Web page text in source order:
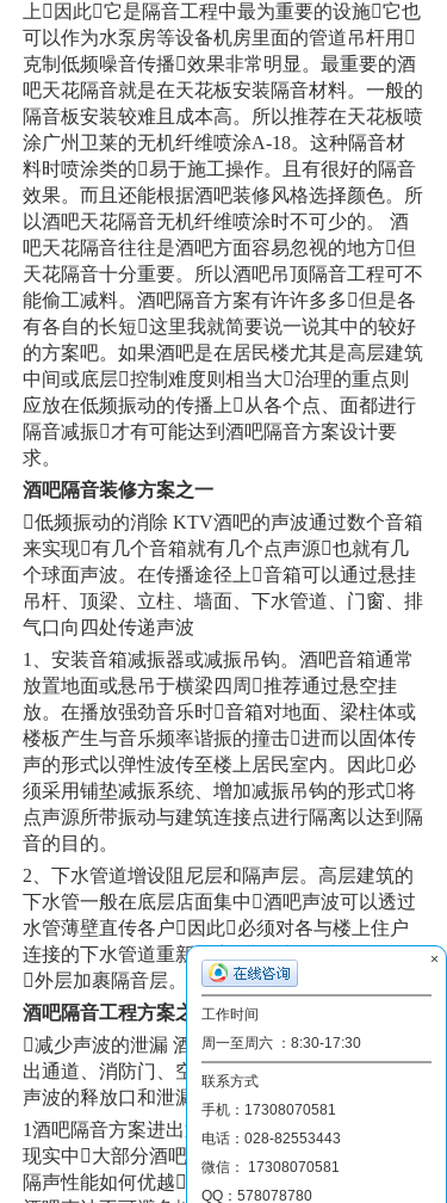
上因此它是隔音工程中最为重要的设施它也
可以作为水泵房等设备机房里面的管道吊杆用
克制低频噪音传播效果非常明显。最重要的酒
吧天花隔音就是在天花板安装隔音材料。一般的
隔音板安装较难且成本高。所以推荐在天花板喷
涂广州卫莱的无机纤维喷涂A-18。这种隔音材
料时喷涂类的易于施工操作。且有很好的隔音
效果。而且还能根据酒吧装修风格选择颜色。所
以酒吧天花隔音无机纤维喷涂时不可少的。 酒
吧天花隔音往往是酒吧方面容易忽视的地方但
天花隔音十分重要。所以酒吧吊顶隔音工程可不
能偷工减料。酒吧隔音方案有许许多多但是各
有各自的长短这里我就简要说一说其中的较好
的方案吧。如果酒吧是在居民楼尤其是高层建筑
中间或底层控制难度则相当大治理的重点则
应放在低频振动的传播上从各个点、面都进行
隔音减振才有可能达到酒吧隔音方案设计要
求。
酒吧隔音装修方案之一
低频振动的消除 KTV酒吧的声波通过数个音箱
来实现有几个音箱就有几个点声源也就有几
个球面声波。在传播途径上音箱可以通过悬挂
吊杆、顶梁、立柱、墙面、下水管道、门窗、排
气口向四处传递声波
1、安装音箱减振器或减振吊钩。酒吧音箱通常
放置地面或悬吊于横梁四周推荐通过悬空挂
放。在播放强劲音乐时音箱对地面、梁柱体或
楼板产生与音乐频率谐振的撞击进而以固体传
声的形式以弹性波传至楼上居民室内。因此必
须采用铺垫减振系统、增加减振吊钩的形式将
点声源所带振动与建筑连接点进行隔离以达到隔
音的目的。
2、下水管道增设阻尼层和隔声层。高层建筑的
下水管一般在底层店面集中酒吧声波可以透过
水管薄壁直传各户因此必须对各与楼上住户
连接的下水管道重新包裹内层加包减振阻尼层
外层加裹隔音层。
酒吧隔音工程方案之二
减少声波的泄漏 酒吧一般地处居民区附近进
出通道、消防门、空调排气口都有可能成为酒吧
声波的释放口和泄漏点给附近居民造成影响。
1酒吧隔音方案进出通道设计成“声闸”结构。在
现实中大部分酒吧仅设一道门无论该道大门
隔声性能如何优越在客人进出开关的时间里
×
工作时间
周一至周六 ：8:30-17:30
联系方式
手机：17308070581
电话：028-82553443
微信： 17308070581
QQ：578078780